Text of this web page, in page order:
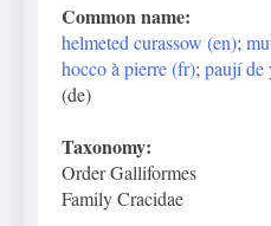
Common name:
helmeted curassow (en);
hocco à pierre (fr); paují de
(de)
Taxonomy:
Order Galliformes
Family Cracidae